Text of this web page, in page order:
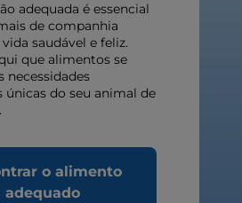
adequada é essencial
de companhia
saudável e feliz.
que alimentos se
necessidades
únicas do seu animal de
o alimento
adequado